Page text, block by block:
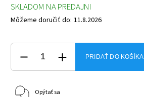
SKLADOM NA PREDAJNI
Môžeme doručiť do: 11.8.2026
PRIDAŤ DO KOŠÍKA
Opýtať sa